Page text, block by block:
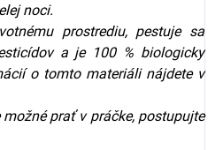
noci.
prostrediu, pestuje sa
a je 100 % biologicky
o tomto materiáli nájdete v
prať v práčke, postupujte